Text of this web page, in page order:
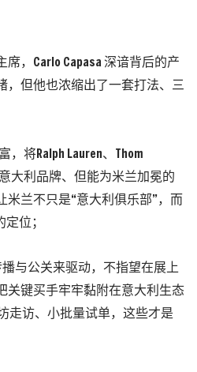
，Carlo Capasa 深谙背后的产
，但他也浓缩出了一套打法、三
，将Ralph Lauren、Thom
意大利品牌、但能为米兰加冕的
米兰不只是“意大利俱乐部”，而
位；
播与公关来驱动，不指望在展上
关键买手牢牢黏附在意大利生态
走访、小批量试单，这些才是